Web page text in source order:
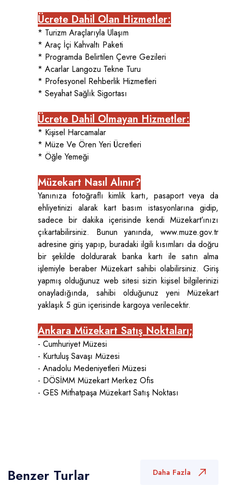
Ücrete Dahil Olan Hizmetler:
* Turizm Araçlarıyla Ulaşım
* Araç İçi Kahvaltı Paketi
* Programda Belirtilen Çevre Gezileri
* Acarlar Langozu Tekne Turu
* Profesyonel Rehberlik Hizmetleri
* Seyahat Sağlık Sigortası
Ücrete Dahil Olmayan Hizmetler:
* Kişisel Harcamalar
* Müze Ve Ören Yeri Ücretleri
* Öğle Yemeği
Müzekart Nasıl Alınır?
Yanınıza fotoğraflı kimlik kartı, pasaport veya da
ehliyetinizi alarak kart basım istasyonlarına gidip,
sadece bir dakika içerisinde kendi Müzekart’ınızı
çıkartabilirsiniz. Bunun yanında, www.muze.gov.tr
adresine giriş yapıp, buradaki ilgili kısımları da doğru
bir şekilde doldurarak banka kartı ile satın alma
işlemiyle beraber Müzekart sahibi olabilirsiniz. Giriş
yapmış olduğunuz web sitesi sizin kişisel bilgilerinizi
onayladığında, sahibi olduğunuz yeni Müzekart
yaklaşık 5 gün içerisinde kargoya verilecektir.
Ankara Müzekart Satış Noktaları;
- Cumhuriyet Müzesi
- Kurtuluş Savaşı Müzesi
- Anadolu Medeniyetleri Müzesi
- DÖSİMM Müzekart Merkez Ofis
- GES Mithatpaşa Müzekart Satış Noktası
Benzer Turlar Daha Fazla